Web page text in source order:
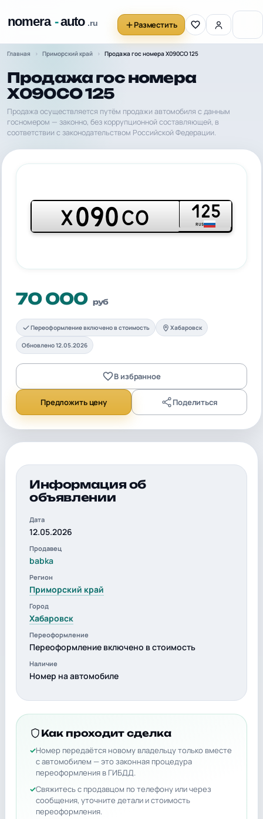
Разместить
Главная Приморский край Продажа гос номера Х090СО 125
Продажа гос номера
Х090СО 125
Продажа осуществляется путём продажи автомобиля с данным
госномером — законно, без коррупционной составляющей, в
соответствии с законодательством Российской Федерации.
Х090СО 125
RUS
70 000 руб
Переоформление включено в стоимость Хабаровск
Обновлено 12.05.2026
В избранное
Предложить цену Поделиться
Информация об
объявлении
Дата
12.05.2026
Продавец
babka
Регион
Приморский край
Город
Хабаровск
Переоформление
Переоформление включено в стоимость
Наличие
Номер на автомобиле
Как проходит сделка
Номер передаётся новому владельцу только вместе
с автомобилем — это законная процедура
переоформления в ГИБДД.
Свяжитесь с продавцом по телефону или через
сообщения, уточните детали и стоимость
переоформления.